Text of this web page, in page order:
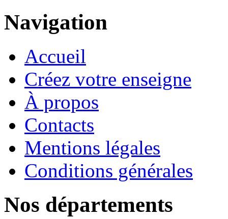
Navigation
Accueil
Créez votre enseigne
À propos
Contacts
Mentions légales
Conditions générales
Nos départements